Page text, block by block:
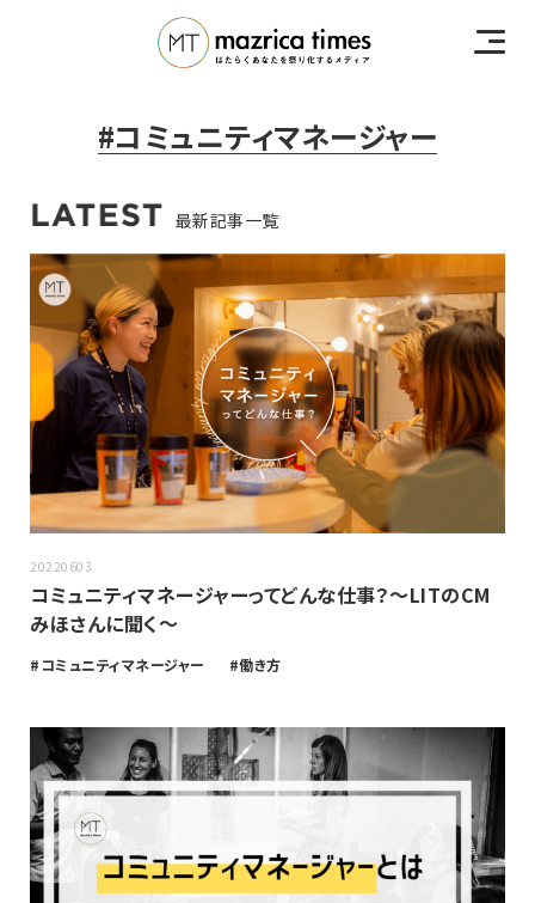
#コミュニティマネージャー
最新記事一覧
20220603
コミュニティマネージャーってどんな仕事？〜LITのCM
みほさんに聞く〜
コミュニティマネージャー 働き方